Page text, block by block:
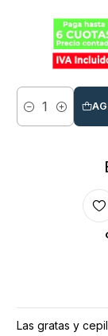
Cantidad
Las gratas y